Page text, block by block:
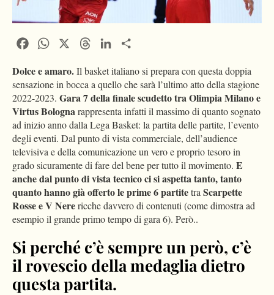
FacebookWhatsApp ThreadsLinkedIn
Dolce e amaro.Il basket italiano si prepara con questa doppia
sensazione in bocca a quello che sarà l’ultimo atto della stagione
2022-2023. Gara 7 della finale scudetto tra Olimpia Milano e
Virtus Bolognarappresenta infatti il massimo di quanto sognato
ad inizio anno dalla Lega Basket: la partita delle partite, l’evento
degli eventi. Dal punto di vista commerciale, dell’audience
televisiva e della comunicazione un vero e proprio tesoro in
grado sicuramente di fare del bene per tutto il movimento. E
anche dal punto di vista tecnico ci si aspetta tanto, tanto
quanto hanno già offerto le prime 6 partitetraScarpette
Rosse e V Nerericche davvero di contenuti (come dimostra ad
esempio il grande primo tempo di gara 6). Però..
Si perché c’è sempre un però, c’è
il rovescio della medaglia dietro
questa partita.